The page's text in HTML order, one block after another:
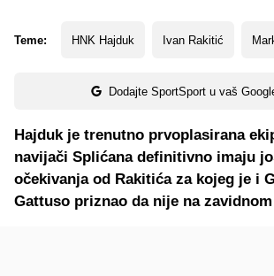
Teme: HNK Hajduk Ivan Rakitić
Dodajte SportSport u vaš
Hajduk je trenutno prvoplasirana
navijači Splićana definitivno imaju
očekivanja od Rakitića za kojeg je i
Gattuso priznao da nije na